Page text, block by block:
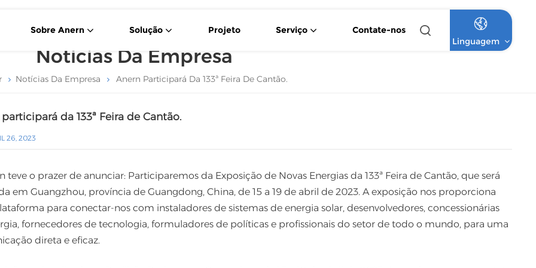
Sobre Anern Solução Projeto Serviço
Contate-nos
Linguagem
Italiano
Русский
Español
Notícias Da Empresa
Notícias Da Empresa Anern Participará Da 133ª Feira De Cantão.
da 133ª Feira de Cantão.
26, 2023
teve o prazer de anunciar: Participaremos da Exposição de Novas Energias da 133ª Feira de Cantão, que será
em Guangzhou, província de Guangdong, China, de 15 a 19 de abril de 2023. A exposição nos proporciona
para conectar-nos com instaladores de sistemas de energia solar, desenvolvedores, concessionárias
fornecedores de tecnologia, formuladores de políticas e profissionais do setor de todo o mundo, para uma
direta e eficaz.